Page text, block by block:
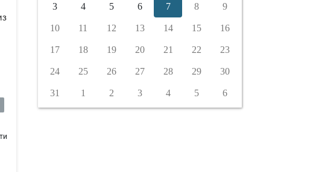
3 4 5 6 7 8 9
10 11 12 13 14 15 16
17 18 19 20 21 22 23
24 25 26 27 28 29 30
31 1 2 3 4 5 6